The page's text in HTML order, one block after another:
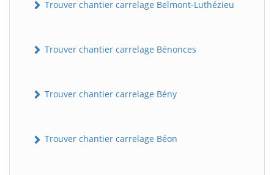
Trouver chantier carrelage Belmont-Luthézieu
Trouver chantier carrelage Bénonces
Trouver chantier carrelage Bény
Trouver chantier carrelage Béon